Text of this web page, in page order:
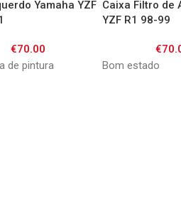
Yamaha YZF
€70.00
de pintura
Caixa Filtro de
YZF R1 98-99
€
Bom estado